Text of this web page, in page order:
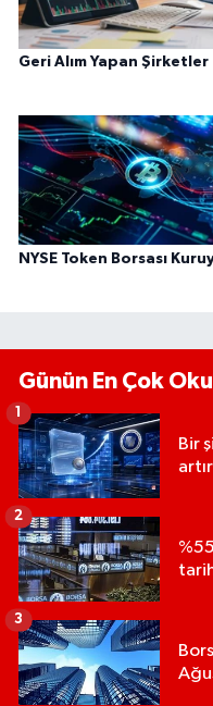
Geri Alım Yapan Şirketler
NYSE Token Borsası
Günün En Çok
Bir
2
3